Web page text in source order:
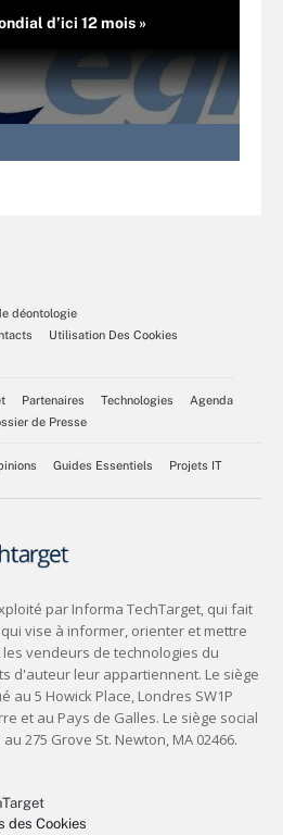
d’ici 12 mois »
déontologie
Utilisation Des Cookies
Partenaires Technologies
Agenda
de Presse
Guides Essentiels Projets IT
des Cookies